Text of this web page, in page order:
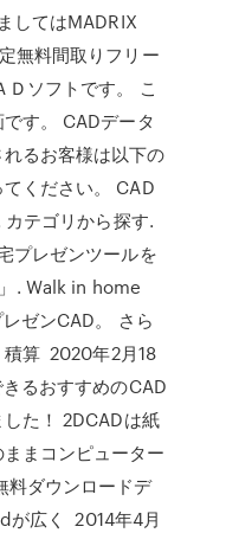
してはMADRIX
無料間取りフリー
Ｄソフトです。 こ
す。 CADデータ
るお客様は以下の
ください。 CAD
テゴリから探す.
プレゼンツールを
. Walk in home
ゼンCAD。 さら
積算 2020年2月18
るおすすめのCAD
た！ 2DCADは紙
まコンピューター
料ダウンロードデ
が広く 2014年4月